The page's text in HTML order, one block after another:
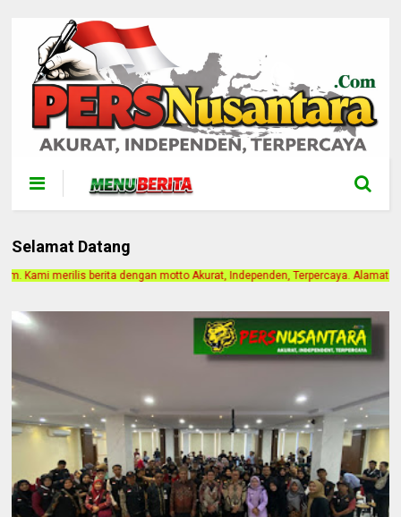
Selamat Datang
Akurat, Independen, Terpercaya. Alamat Kantor Jalan Bintan Gang